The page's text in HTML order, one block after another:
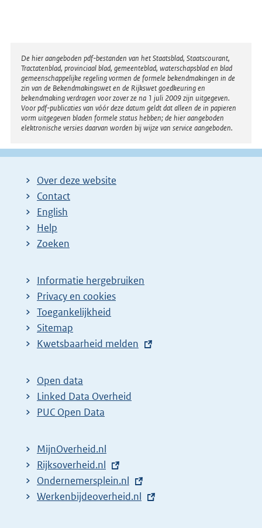
l
i
n
k
:
Disclaimer
De hier aangeboden pdf-bestanden van het Staatsblad, Staatscourant,
Tractatenblad, provinciaal blad, gemeenteblad, waterschapsblad en blad
gemeenschappelijke regeling vormen de formele bekendmakingen in de
zin van de Bekendmakingswet en de Rijkswet goedkeuring en
bekendmaking verdragen voor zover ze na 1 juli 2009 zijn uitgegeven.
Voor pdf-publicaties van vóór deze datum geldt dat alleen de in papieren
vorm uitgegeven bladen formele status hebben; de hier aangeboden
elektronische versies daarvan worden bij wijze van service aangeboden.
Over deze website
Contact
English
Help
Zoeken
Informatie hergebruiken
Privacy en cookies
Toegankelijkheid
Sitemap
E
t
e
r
l
i
n
k
Kwetsbaarheid melden
Open data
Linked Data Overheid
PUC Open Data
MijnOverheid.nl
E
x
t
Rijksoverheid.nl
E
x
Ondernemersplein.nl
E
Werkenbijdeoverheid.nl